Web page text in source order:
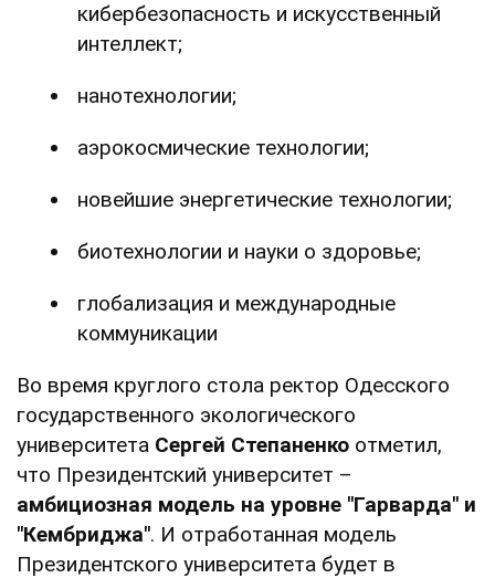
кибербезопасность и искусственный
интеллект;
нанотехнологии;
аэрокосмические технологии;
новейшие энергетические технологии;
биотехнологии и науки о здоровье;
глобализация и международные
коммуникации
Во время круглого стола ректор Одесского
государственного экологического
университета Сергей Степаненко отметил,
что Президентский университет –
амбициозная модель на уровне "Гарварда" и
"Кембриджа". И отработанная модель
Президентского университета будет в